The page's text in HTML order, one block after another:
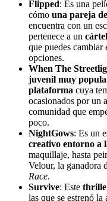
Flipped: Es una
cómo una pareja
encuentra con un
pertenece a un
que puedes
opciones.
When The
juvenil muy
plataforma cuya
ocasionados por un
comunidad que
poco.
NightGows: Es un
creativo entorno a
maquillaje, hasta
Velour, la ganadora
Race.
Survive: Este
las que se estrenó